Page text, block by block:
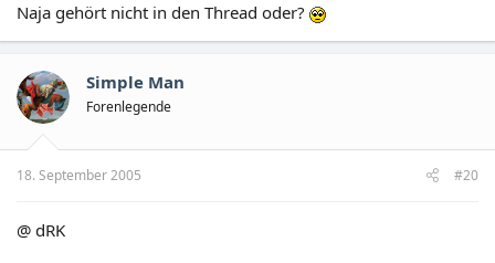
Naja gehört nicht in den Thread oder?
Simple Man
Forenlegende
18. September 2005 #20
@ dRK